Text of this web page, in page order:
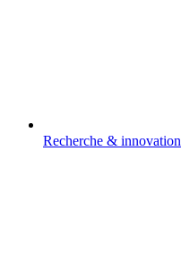
Recherche & innovation